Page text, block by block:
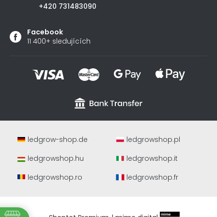
+420 731483090
Facebook
11 400+ sledujících
ledgrow-shop.de
ledgrowshop.pl
ledgrowshop.hu
ledgrowshop.it
ledgrowshop.ro
ledgrowshop.fr